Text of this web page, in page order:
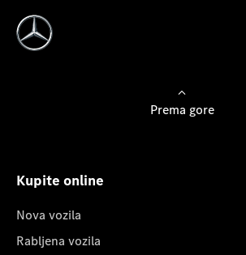
Prema gore
Kupite online
Nova vozila
Rabljena vozila